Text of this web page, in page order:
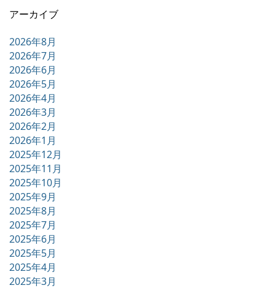
アーカイブ
2026年8月
2026年7月
2026年6月
2026年5月
2026年4月
2026年3月
2026年2月
2026年1月
2025年12月
2025年11月
2025年10月
2025年9月
2025年8月
2025年7月
2025年6月
2025年5月
2025年4月
2025年3月